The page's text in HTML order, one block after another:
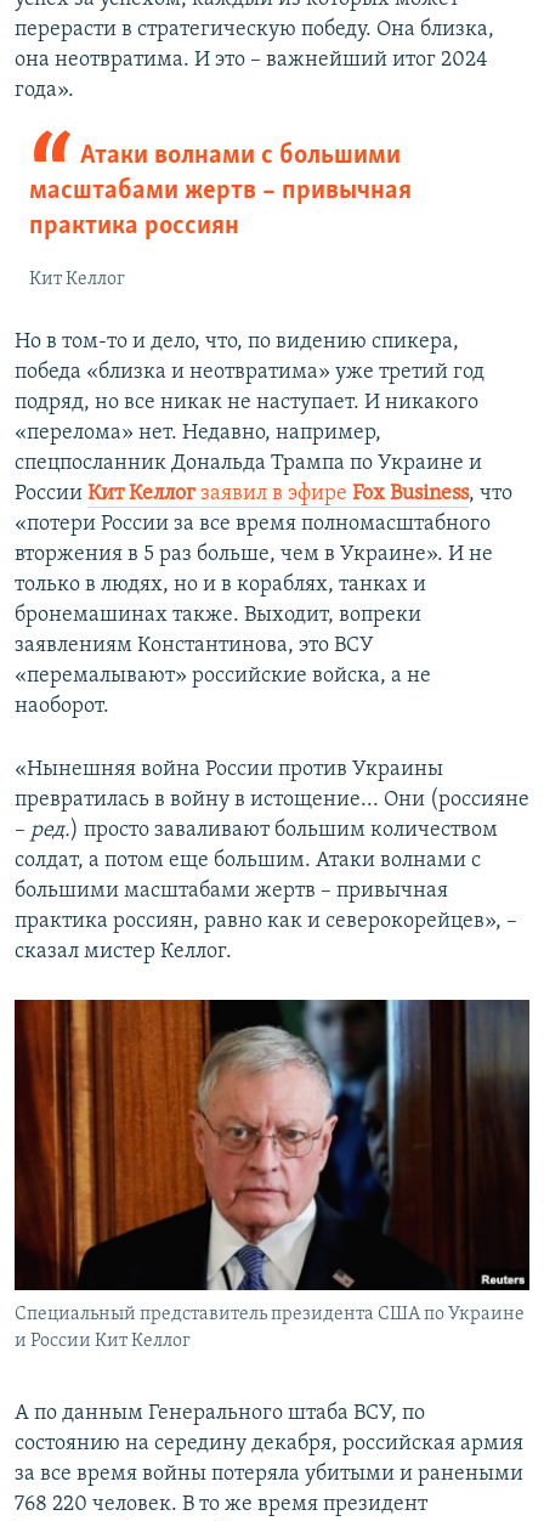
перерасти в стратегическую победу. Она близка,
она неотвратима. И это – важнейший итог 2024
года».
Атаки волнами с большими
масштабами жертв – привычная
практика россиян
Кит Келлог
Но в том-то и дело, что, по видению спикера,
победа «близка и неотвратима» уже третий год
подряд, но все никак не наступает. И никакого
«перелома» нет. Недавно, например,
спецпосланник Дональда Трампа по Украине и
России Кит Келлог заявил в эфире Fox Business, что
«потери России за все время полномасштабного
вторжения в 5 раз больше, чем в Украине». И не
только в людях, но и в кораблях, танках и
бронемашинах также. Выходит, вопреки
заявлениям Константинова, это ВСУ
«перемалывают» российские войска, а не
наоборот.
«Нынешняя война России против Украины
превратилась в войну в истощение... Они (россияне
– ред.) просто заваливают большим количеством
солдат, а потом еще большим. Атаки волнами с
большими масштабами жертв – привычная
практика россиян, равно как и северокорейцев», –
сказал мистер Келлог.
Специальный представитель президента США по Украине
и России Кит Келлог
А по данным Генерального штаба ВСУ, по
состоянию на середину декабря, российская армия
за все время войны потеряла убитыми и ранеными
768 220 человек. В то же время президент